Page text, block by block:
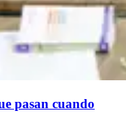
pasan cuando